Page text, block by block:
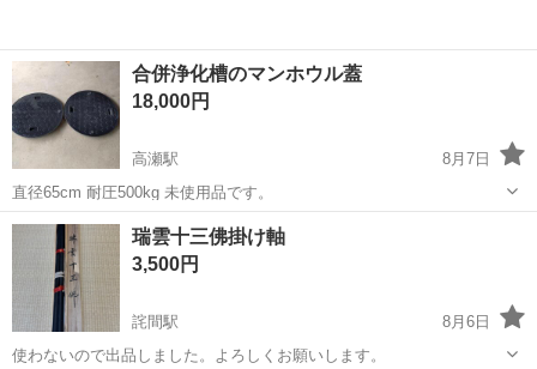
合併浄化槽のマンホウル蓋
18,000円
高瀬駅
8月7日
直径65cm 耐圧500kg 未使用品です。
香川 三豊市 高瀬駅 その他
瑞雲十三佛掛け軸
3,500円
詫間駅
8月6日
使わないので出品しました。よろしくお願いします。